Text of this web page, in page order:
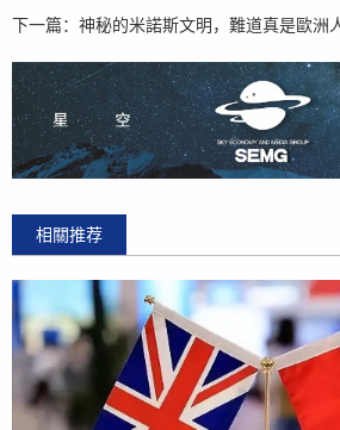
下一篇： 神秘的米諾斯文明，難道真是歐洲
相關推荐